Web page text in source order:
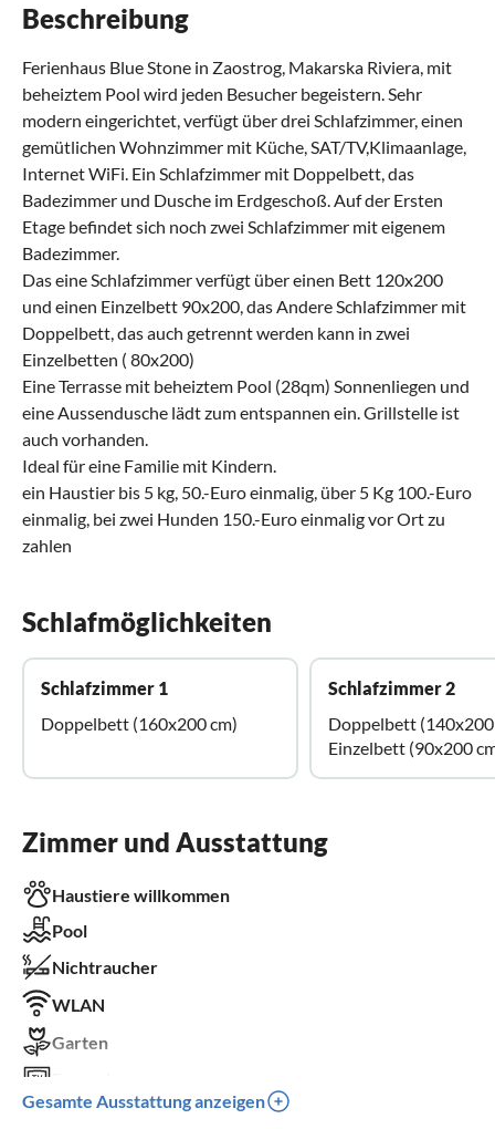
Beschreibung
Ferienhaus Blue Stone in Zaostrog, Makarska Riviera, mit
beheiztem Pool wird jeden Besucher begeistern. Sehr
modern eingerichtet, verfügt über drei Schlafzimmer, einen
gemütlichen Wohnzimmer mit Küche, SAT/TV,Klimaanlage,
Internet WiFi. Ein Schlafzimmer mit Doppelbett, das
Badezimmer und Dusche im Erdgeschoß. Auf der Ersten
Etage befindet sich noch zwei Schlafzimmer mit eigenem
Badezimmer.
Das eine Schlafzimmer verfügt über einen Bett 120x200
und einen Einzelbett 90x200, das Andere Schlafzimmer mit
Doppelbett, das auch getrennt werden kann in zwei
Einzelbetten ( 80x200)
Eine Terrasse mit beheiztem Pool (28qm) Sonnenliegen und
eine Aussendusche lädt zum entspannen ein. Grillstelle ist
auch vorhanden.
Ideal für eine Familie mit Kindern.
ein Haustier bis 5 kg, 50.-Euro einmalig, über 5 Kg 100.-Euro
einmalig, bei zwei Hunden 150.-Euro einmalig vor Ort zu
zahlen
Schlafmöglichkeiten
Schlafzimmer 1
Doppelbett (160x200 cm)
Schlafzimmer 2
Doppelbett (140x200
Einzelbett (90x200
Zimmer und Ausstattung
Haustiere willkommen
Pool
Nichtraucher
WLAN
Garten
Terrasse
Gesamte Ausstattung anzeigen